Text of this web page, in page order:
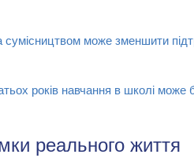
може зменшити
років навчання в школі може
реального життя